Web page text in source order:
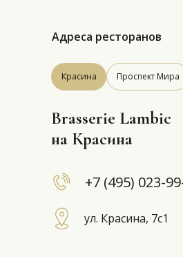
Адреса ресторанов
Красина Проспект Мира
ул. Красина, 7с1
Brasserie Lambic
на Красина
+7 (495) 023-